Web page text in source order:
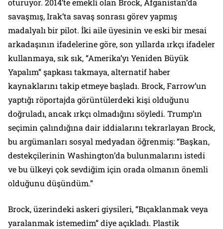
oturuyor. 2014’te emekli olan Brock, Afganistan’da
savaşmış, Irak’ta savaş sonrası görev yapmış
madalyalı bir pilot. İki aile üyesinin ve eski bir mesai
arkadaşının ifadelerine göre, son yıllarda ırkçı ifadeler
kullanmaya, sık sık, “Amerika’yı Yeniden Büyük
Yapalım” şapkası takmaya, alternatif haber
kaynaklarını takip etmeye başladı. Brock, Farrow’un
yaptığı röportajda görüntülerdeki kişi olduğunu
doğruladı, ancak ırkçı olmadığını söyledi. Trump’ın
seçimin çalındığına dair iddialarını tekrarlayan Brock,
bu argümanları sosyal medyadan öğrenmiş: “Başkan,
destekçilerinin Washington’da bulunmalarını istedi
ve bu ülkeyi çok sevdiğim için orada olmanın önemli
olduğunu düşündüm.”
Brock, üzerindeki askeri giysileri, “Bıçaklanmak veya
yaralanmak istemedim” diye açıkladı. Plastik